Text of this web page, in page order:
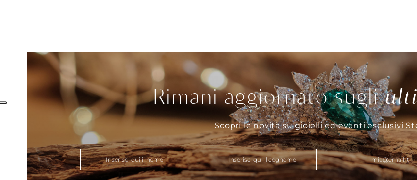
Rimani aggiornato sugli
Scopri le novità su gioielli ed eventi esclusivi